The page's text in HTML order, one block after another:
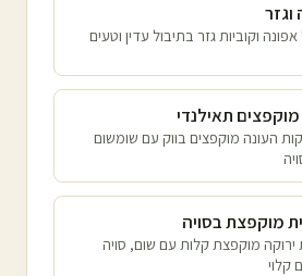
וגזר
וקוביות גזר בתיבול עדין וטעים
מוקפצים תאילנדי
העונה מוקפצים בווק עם שומשום
מוקפצת בסויה
ירוקה מוקפצת קלות עם שום, סויה
קלוי